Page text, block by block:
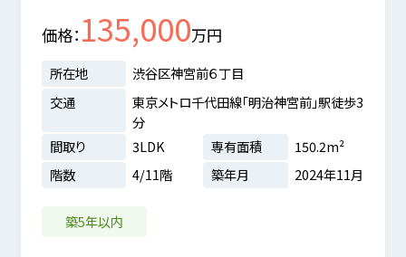
価格 135,000万円
所在地
渋谷区神宮前６丁目
交通
東京メトロ千代田線「明治神宮前」駅徒歩3
分
間取り
3LDK 専有面積
150.2m²
階数
4/11階 築年月 2024年11月
築5年以内